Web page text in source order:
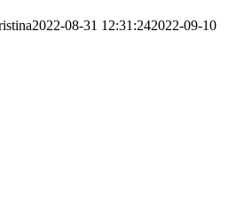
2022-08-31 12:31:242022-09-10